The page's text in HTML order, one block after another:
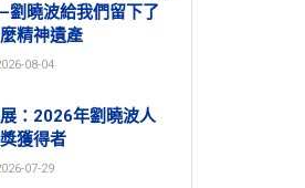
劉曉波給我們留下了
精神遺產
08-04
：2026年劉曉波人
獲得者
07-29